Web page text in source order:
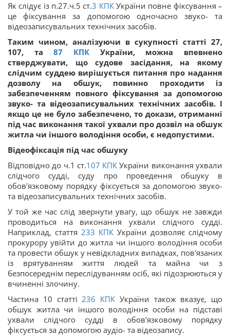
Як слідує із п.27.ч.5 ст.3 КПКУкраїни повне фіксування –
це фіксування за допомогою одночасно звуко- та
відеозаписувальних технічних засобів.
Таким чином, аналізуючи в сукупності статті 27,
107, та 87 КПК України, можна впевнено
стверджувати, що судове засідання, на якому
слідчим суддею вирішується питання про надання
дозволу на обшук, повинно проходити із
забезпеченням повного фіксування за допомогою
звуко- та відеозаписувальних технічних засобів. І
якщо це не було забезпечено, то докази, отриманні
під час виконання такої ухвали про дозвіл на обшук
житла чи іншого володіння особи, є недопустими.
Відеофіксація під час обшуку
Відповідно до ч.1 ст.107 КПК України виконання ухвали
слідчого судді, суду про проведення обшуку в
обов'язковому порядку фіксується за допомогою звуко-
та відеозаписувальних технічних засобів.
У той же час слід звернути увагу, що обшук не завжди
проводиться на виконання ухвали слідчого судді.
Наприклад, стаття 233 КПК України дозволяє слідчому
прокурору увійти до житла чи іншого володіння особи
та провести обшук у невідкладних випадках, пов'язаних
із врятуванням життя людей та майна чи з
безпосереднім переслідуванням осіб, які підозрюються у
вчиненні злочину.
Частина 10 статті 236 КПК України також вказує, що
обшук житла чи іншого володіння особи на підставі
ухвали слідчого судді в обов'язковому порядку
фіксується за допомогою аудіо- та відеозапису.